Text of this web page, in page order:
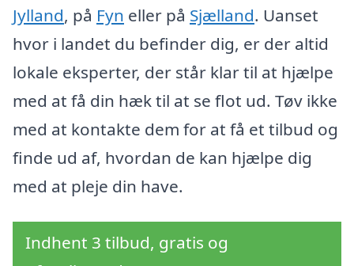
Jylland, på Fyn eller på Sjælland. Uanset
hvor i landet du befinder dig, er der altid
lokale eksperter, der står klar til at hjælpe
med at få din hæk til at se flot ud. Tøv ikke
med at kontakte dem for at få et tilbud og
finde ud af, hvordan de kan hjælpe dig
med at pleje din have.
Indhent 3 tilbud, gratis og